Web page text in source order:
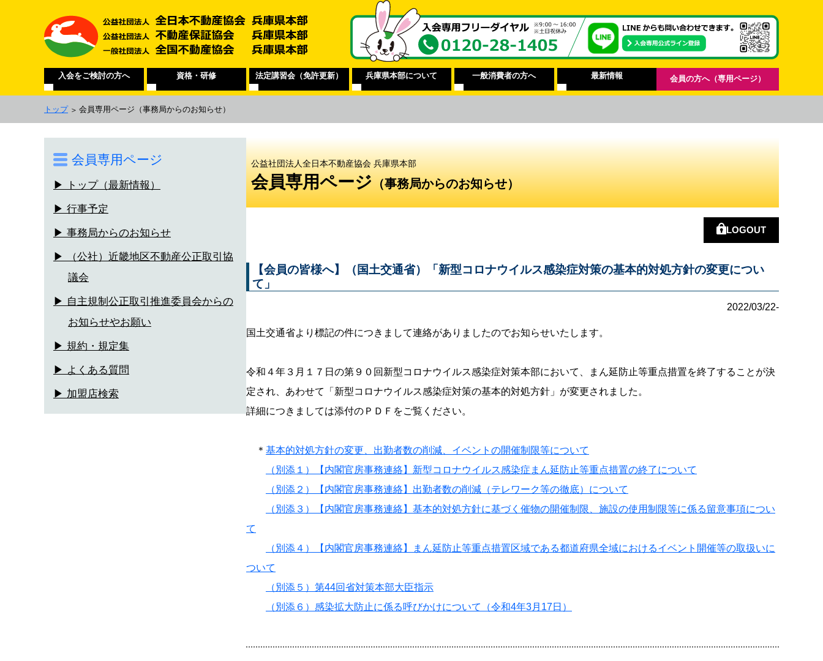
入会をご検討の方へ 資格・研修 法定講習会（免許更新） 兵庫県本部について 一般消費者の方へ 最新情報 会員の方へ（専用ページ）
トップ 会員専用ページ （事務局からのお知らせ）
会員専用ページ
▶ トップ（最新情報）
▶ 行事予定
▶ 事務局からのお知らせ
▶ （公社）近畿地区不動産公正取引協
議会
▶ 自主規制公正取引推進委員会からの
お知らせやお願い
▶ 規約・規定集
▶ よくある質問
▶ 加盟店検索
公益社団法人全日本不動産協会 兵庫県本部
会員専用ページ （事務局からのお知らせ）
LOGOUT
【会員の皆様へ】（国土交通省）「新型コロナウイルス感染症対策の基本的対処方針の変更につい
て」
2022/03/22-
国土交通省より標記の件につきまして連絡がありましたのでお知らせいたします。
令和４年３月１７日の第９０回新型コロナウイルス感染症対策本部において、まん延防止等重点措置を終了することが決
定され、あわせて「新型コロナウイルス感染症対策の基本的対処方針」が変更されました。
詳細につきましては添付のＰＤＦをご覧ください。
＊ 基本的対処方針の変更、出勤者数の削減、イベントの開催制限等について
（別添１）【内閣官房事務連絡】新型コロナウイルス感染症まん延防止等重点措置の終了について
（別添２）【内閣官房事務連絡】出勤者数の削減（テレワーク等の徹底）について
（別添３）【内閣官房事務連絡】基本的対処方針に基づく催物の開催制限、施設の使用制限等に係る留意事項につい
て
（別添４）【内閣官房事務連絡】まん延防止等重点措置区域である都道府県全域におけるイベント開催等の取扱いに
ついて
（別添５）第44回省対策本部大臣指示
（別添６）感染拡大防止に係る呼びかけについて（令和4年3月17日）